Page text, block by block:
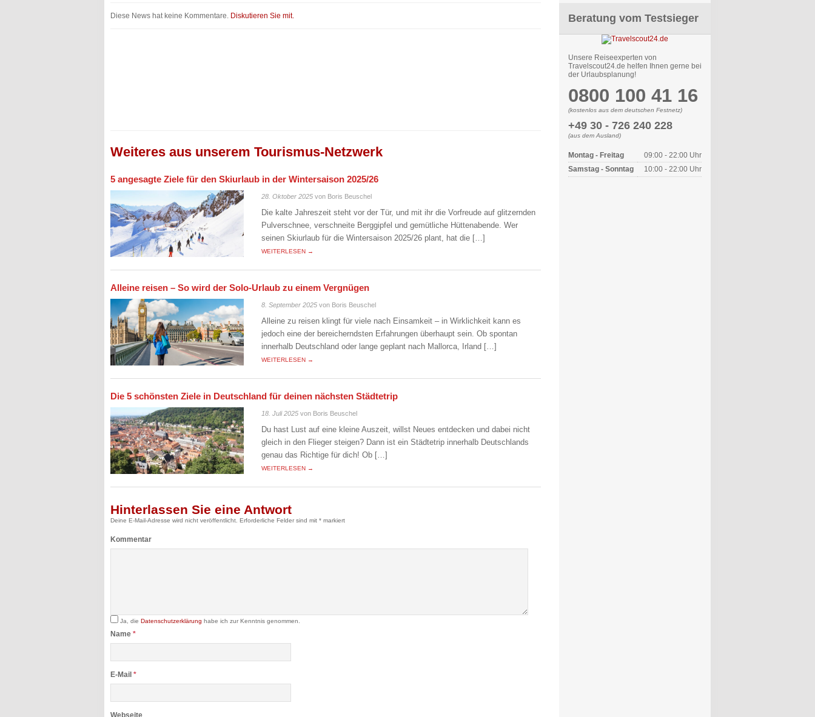
Diese News hat keine Kommentare. Diskutieren Sie mit.
Weiteres aus unserem Tourismus-Netzwerk
5 angesagte Ziele für den Skiurlaub in der Wintersaison 2025/26
28. Oktober 2025 von Boris Beuschel
Die kalte Jahreszeit steht vor der Tür, und mit ihr die Vorfreude auf glitzernden
Pulverschnee, verschneite Berggipfel und gemütliche Hüttenabende. Wer
seinen Skiurlaub für die Wintersaison 2025/26 plant, hat die […]
WEITERLESEN →
Alleine reisen – So wird der Solo-Urlaub zu einem Vergnügen
8. September 2025 von Boris Beuschel
Alleine zu reisen klingt für viele nach Einsamkeit – in Wirklichkeit kann es
jedoch eine der bereicherndsten Erfahrungen überhaupt sein. Ob spontan
innerhalb Deutschland oder lange geplant nach Mallorca, Irland […]
WEITERLESEN →
Die 5 schönsten Ziele in Deutschland für deinen nächsten Städtetrip
18. Juli 2025 von Boris Beuschel
Du hast Lust auf eine kleine Auszeit, willst Neues entdecken und dabei nicht
gleich in den Flieger steigen? Dann ist ein Städtetrip innerhalb Deutschlands
genau das Richtige für dich! Ob […]
WEITERLESEN →
Hinterlassen Sie eine Antwort
Deine E-Mail-Adresse wird nicht veröffentlicht. Erforderliche Felder sind mit * markiert
Kommentar
Ja, die Datenschutzerklärung habe ich zur Kenntnis genommen.
Name *
E-Mail *
Webseite
Beratung vom Testsieger
Unsere Reiseexperten von
Travelscout24.de helfen Ihnen gerne bei
der Urlaubsplanung!
0800 100 41 16
(kostenlos aus dem deutschen Festnetz)
+49 30 - 726 240 228
(aus dem Ausland)
Montag - Freitag
09:00 - 22:00 Uhr
Samstag - Sonntag
10:00 - 22:00 Uhr